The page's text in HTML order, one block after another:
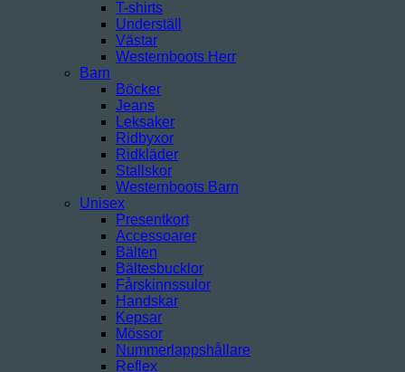
T-shirts
Underställ
Västar
Westernboots Herr
Barn
Böcker
Jeans
Leksaker
Ridbyxor
Ridkläder
Stallskor
Westernboots Barn
Unisex
Presentkort
Accessoarer
Bälten
Bältesbucklor
Fårskinnssulor
Handskar
Kepsar
Mössor
Nummerlappshållare
Reflex